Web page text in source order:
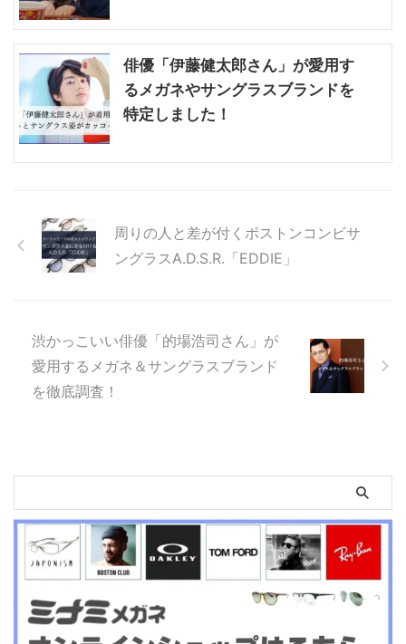
俳優「伊藤健太郎さん」が愛用す
るメガネやサングラスブランドを
特定しました！
周りの人と差が付くボストンコンビサ
ングラスA.D.S.R.「EDDIE」
渋かっこいい俳優「的場浩司さん」が
愛用するメガネ＆サングラスブランド
を徹底調査！